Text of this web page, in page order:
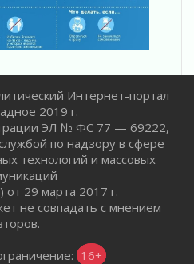
напомнит жителям
о неоплаченных
напомнили, как
клеща
новых почетных
области
Интернет-портал
2019 г.
ЭЛ № ФС 77 — 69222,
по надзору в сфере
технологий и массовых
от 29 марта 2017 г.
не совпадать с мнением
16+